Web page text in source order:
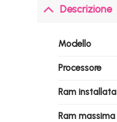
Descrizione
Modello
Processore
Ram installata
Ram massima